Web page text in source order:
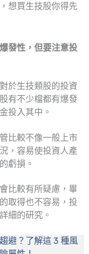
想買生技股你得先
發性，但要注意投
於生技類股的投資
有不少檔都有爆發
投入其中。
比較不像一般上市
，容易使投資人產
虧損。
比較有所疑慮，畢
取得也不容易，投
細的研究。
避？了解這 3 種風